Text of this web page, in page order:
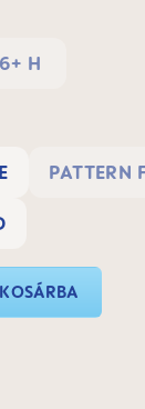
H
PATTERN
vagy